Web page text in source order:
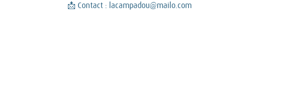
📩 Contact : lacampadou@mailo.com